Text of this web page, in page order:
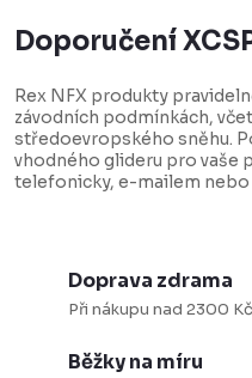
Doporučení
Rex NFX produkty
závodních podmínkách,
středoevropského sněhu.
vhodného glideru pro vaše
telefonicky, e-mailem
Doprava zdrama
Při nákupu nad 2300 Kč
Běžky na míru